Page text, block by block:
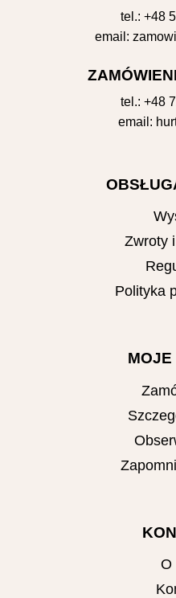
tel.: +48
email:
tel.: +48
email:
Zwroty
Polityka
MOJE
O